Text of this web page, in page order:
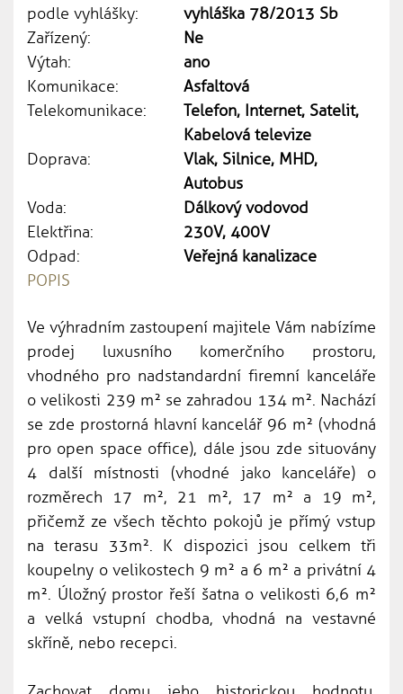
podle vyhlášky:
vyhláška 78/2013 Sb
Zařízený:
Ne
Výtah:
ano
Komunikace:
Asfaltová
Telekomunikace:
Telefon, Internet, Satelit,
Kabelová televize
Doprava:
Vlak, Silnice, MHD,
Autobus
Voda:
Dálkový vodovod
Elektřina:
230V, 400V
Odpad:
Veřejná kanalizace
POPIS
Ve výhradním zastoupení majitele Vám nabízíme
prodej luxusního komerčního prostoru,
vhodného pro nadstandardní firemní kanceláře
o velikosti 239 m² se zahradou 134 m². Nachází
se zde prostorná hlavní kancelář 96 m² (vhodná
pro open space office), dále jsou zde situovány
4 další místnosti (vhodné jako kanceláře) o
rozměrech 17 m², 21 m², 17 m² a 19 m²,
přičemž ze všech těchto pokojů je přímý vstup
na terasu 33m². K dispozici jsou celkem tři
koupelny o velikostech 9 m² a 6 m² a privátní 4
m². Úložný prostor řeší šatna o velikosti 6,6 m²
a velká vstupní chodba, vhodná na vestavné
skříně, nebo recepci.